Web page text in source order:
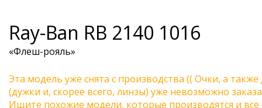
Ray-Ban RB 2140 1016
«Флеш-рояль»
Эта модель уже снята с производства (( Очки, а
(дужки и, скорее всего, линзы) уже невозможно
Ищите похожие модели, которые производятся и